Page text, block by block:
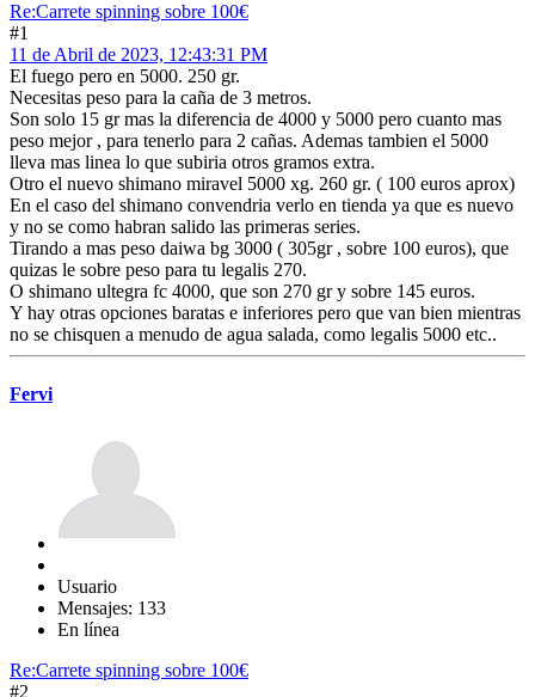
Re:Carrete spinning sobre 100€
#1
11 de Abril de 2023, 12:43:31 PM
El fuego pero en 5000. 250 gr.
Necesitas peso para la caña de 3 metros.
Son solo 15 gr mas la diferencia de 4000 y 5000 pero cuanto mas
peso mejor , para tenerlo para 2 cañas. Ademas tambien el 5000
lleva mas linea lo que subiria otros gramos extra.
Otro el nuevo shimano miravel 5000 xg. 260 gr. ( 100 euros aprox)
En el caso del shimano convendria verlo en tienda ya que es nuevo
y no se como habran salido las primeras series.
Tirando a mas peso daiwa bg 3000 ( 305gr , sobre 100 euros), que
quizas le sobre peso para tu legalis 270.
O shimano ultegra fc 4000, que son 270 gr y sobre 145 euros.
Y hay otras opciones baratas e inferiores pero que van bien mientras
no se chisquen a menudo de agua salada, como legalis 5000 etc..
Fervi
Usuario
Mensajes: 133
En línea
Re:Carrete spinning sobre 100€
#2